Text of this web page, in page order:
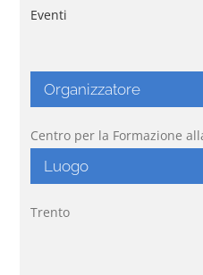
Eventi
Luogo
Trento
Organizzatore
Centro per la Formazione